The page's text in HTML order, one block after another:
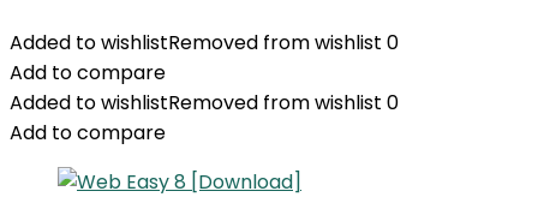
Added to wishlistRemoved from wishlist 0
Add to compare
Added to wishlistRemoved from wishlist 0
Add to compare